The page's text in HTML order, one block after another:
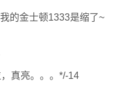
的金士顿1333是缩了~
真亮。。。*/-14